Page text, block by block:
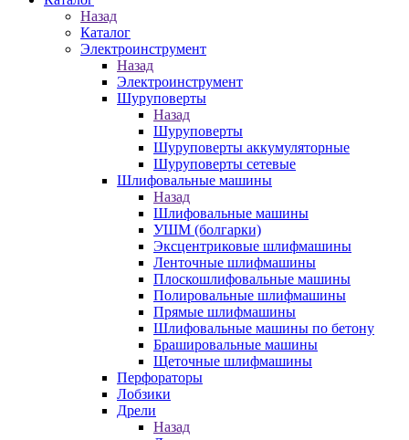
Назад
Каталог
Электроинструмент
Назад
Электроинструмент
Шуруповерты
Назад
Шуруповерты
Шуруповерты аккумуляторные
Шуруповерты сетевые
Шлифовальные машины
Назад
Шлифовальные машины
УШМ (болгарки)
Эксцентриковые шлифмашины
Ленточные шлифмашины
Плоскошлифовальные машины
Полировальные шлифмашины
Прямые шлифмашины
Шлифовальные машины по бетону
Брашировальные машины
Щеточные шлифмашины
Перфораторы
Лобзики
Дрели
Назад